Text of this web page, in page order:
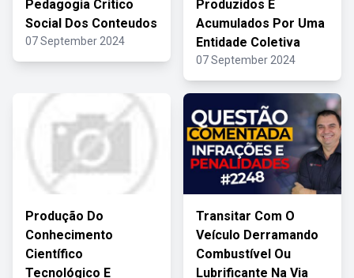
Pedagogia Critico
Social Dos Conteudos
07 September 2024
Produzidos E
Acumulados Por Uma
Entidade Coletiva
07 September 2024
Produção Do
Conhecimento
Científico
Tecnológico E
Transitar Com O
Veículo Derramando
Combustível Ou
Lubrificante Na Via